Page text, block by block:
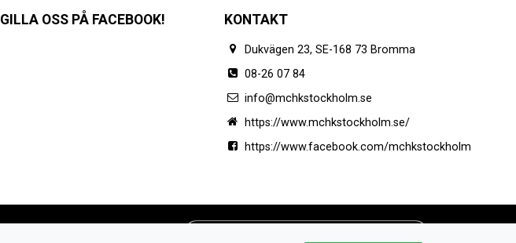
GILLA OSS PÅ FACEBOOK! KONTAKT
Dukvägen 23, SE-168 73 Bromma
08-26 07 84
info@mchkstockholm.se
https://www.mchkstockholm.se/
https://www.facebook.com/mchkstockholm